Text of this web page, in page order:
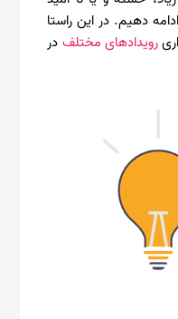
دهیم. در این راستا
رویدادهای مختلف در